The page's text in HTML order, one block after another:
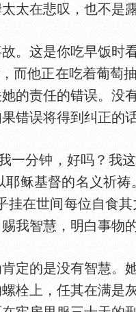
太太在悲叹，也不
这是你吃早饭时看
而他正在吃着葡萄
的责任的错误。没
错误将得到纠正的
分钟，好吗？我
稣基督的名义祈祷
在世间每位自食
我智慧，明白事物
的是没有智慧。
栓上，任其在满是